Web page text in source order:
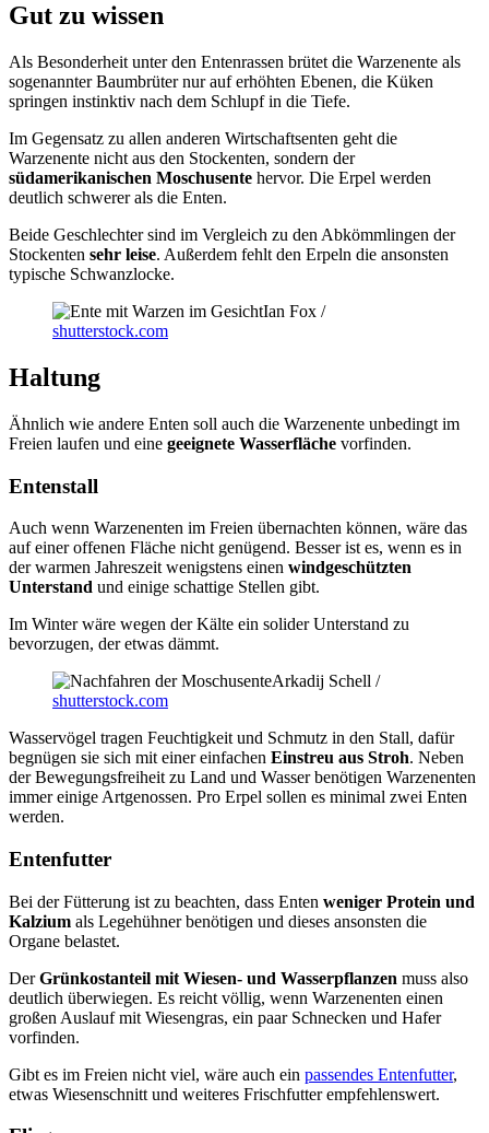
Gut zu wissen
Als Besonderheit unter den Entenrassen brütet die Warzenente als
sogenannter Baumbrüter nur auf erhöhten Ebenen, die Küken
springen instinktiv nach dem Schlupf in die Tiefe.
Im Gegensatz zu allen anderen Wirtschaftsenten geht die
Warzenente nicht aus den Stockenten, sondern der
südamerikanischen Moschusente hervor. Die Erpel werden
deutlich schwerer als die Enten.
Beide Geschlechter sind im Vergleich zu den Abkömmlingen der
Stockenten sehr leise. Außerdem fehlt den Erpeln die ansonsten
typische Schwanzlocke.
Ian Fox /
shutterstock.com
Haltung
Ähnlich wie andere Enten soll auch die Warzenente unbedingt im
Freien laufen und eine geeignete Wasserfläche vorfinden.
Entenstall
Auch wenn Warzenenten im Freien übernachten können, wäre das
auf einer offenen Fläche nicht genügend. Besser ist es, wenn es in
der warmen Jahreszeit wenigstens einen windgeschützten
Unterstand und einige schattige Stellen gibt.
Im Winter wäre wegen der Kälte ein solider Unterstand zu
bevorzugen, der etwas dämmt.
Arkadij Schell /
shutterstock.com
Wasservögel tragen Feuchtigkeit und Schmutz in den Stall, dafür
begnügen sie sich mit einer einfachen Einstreu aus Stroh. Neben
der Bewegungsfreiheit zu Land und Wasser benötigen Warzenenten
immer einige Artgenossen. Pro Erpel sollen es minimal zwei Enten
werden.
Entenfutter
Bei der Fütterung ist zu beachten, dass Enten weniger Protein und
Kalzium als Legehühner benötigen und dieses ansonsten die
Organe belastet.
DerGrünkostanteil mit Wiesen- und Wasserpflanzen muss also
deutlich überwiegen. Es reicht völlig, wenn Warzenenten einen
großen Auslauf mit Wiesengras, ein paar Schnecken und Hafer
vorfinden.
Gibt es im Freien nicht viel, wäre auch ein passendes Entenfutter,
etwas Wiesenschnitt und weiteres Frischfutter empfehlenswert.